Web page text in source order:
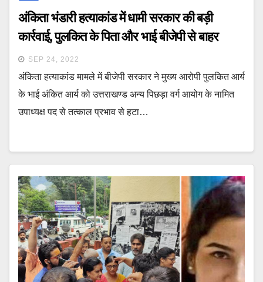
अंकिता भंडारी हत्याकांड में धामी सरकार की बड़ी
कार्रवाई, पुलकित के पिता और भाई बीजेपी से बाहर
SEP 24, 2022
अंकिता हत्याकांड मामले में बीजेपी सरकार ने मुख्य आरोपी पुलकित आर्य
के भाई अंकित आर्य को उत्तराखण्ड अन्य पिछड़ा वर्ग आयोग के नामित
उपाध्यक्ष पद से तत्काल प्रभाव से हटा…